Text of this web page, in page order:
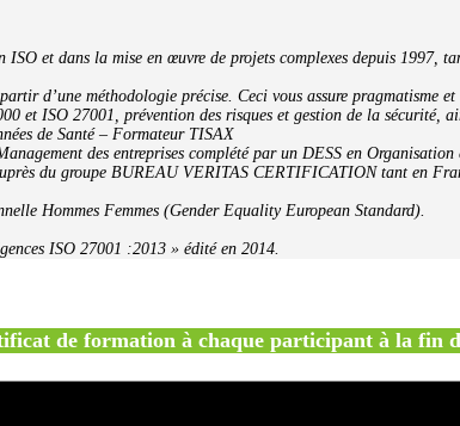
et dans la mise en œuvre de projets complexes depuis 1997,
d’une méthodologie précise. Ceci vous assure pragmatisme
et ISO 27001, prévention des risques et gestion de la sécurité,
de Santé – Formateur TISAX
des entreprises complété par un DESS en Organisation
du groupe BUREAU VERITAS CERTIFICATION tant en
Hommes Femmes (Gender Equality European Standard).
ISO 27001 :2013 » édité en 2014.
de formation à chaque participant à la fin